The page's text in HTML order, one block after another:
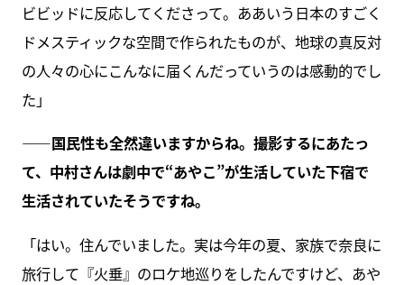
ビビッドに反応してくださって。ああいう日本のすごく
ドメスティックな空間で作られたものが、地球の真反対
の人々の心にこんなに届くんだっていうのは感動的でし
た」
――国民性も全然違いますからね。撮影するにあたっ
て、中村さんは劇中で“あやこ”が生活していた下宿で
生活されていたそうですね。
「はい。住んでいました。実は今年の夏、家族で奈良に
旅行して『火垂』のロケ地巡りをしたんですけど、あや